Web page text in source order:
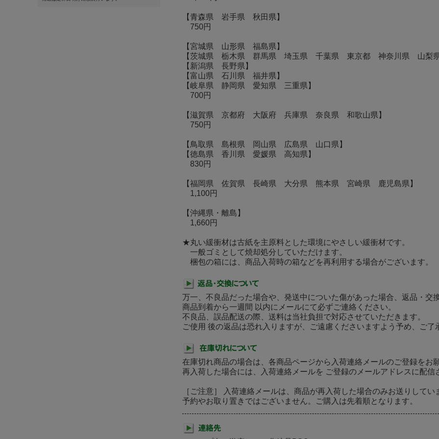
【青森県 岩手県 秋田県】
750円
【宮城県 山形県 福島県】
【茨城県 栃木県 群馬県 埼玉県 千葉県 東京都 神奈川県 山梨
【新潟県 長野県】
【富山県 石川県 福井県】
【岐阜県 静岡県 愛知県 三重県】
700円
【滋賀県 京都府 大阪府 兵庫県 奈良県 和歌山県】
750円
【鳥取県 島根県 岡山県 広島県 山口県】
【徳島県 香川県 愛媛県 高知県】
830円
【福岡県 佐賀県 長崎県 大分県 熊本県 宮崎県 鹿児島県】
1,100円
【沖縄県・離島】
1,660円
★丸い緩衝材は古紙を主原料とした環境にやさしい緩衝材です。
一般ゴミとして焼却処分していただけます。
梱包の箱には、商品入荷時の箱などを再利用する場合がございます。
万一、不良品だった場合や、発送中についた傷があった場合、返品・交
商品到着から一週間 以内にメールにて必ずご連絡ください。
不良品、誤品配送の際、送料は当社負担で対応させていただきます。
ご使用 後の返品は恐れ入りますが、ご遠慮くださいますよう予め、ご了
在庫切れ商品の場合は、各商品ページから入荷連絡メールのご登録をお
再入荷した場合には、入荷連絡メールを ご登録のメールアドレスに配信
［ご注意］ 入荷連絡メールは、商品が再入荷した場合のみお送りしてい
予約やお取り置きではございません。ご購入は先着順となります。